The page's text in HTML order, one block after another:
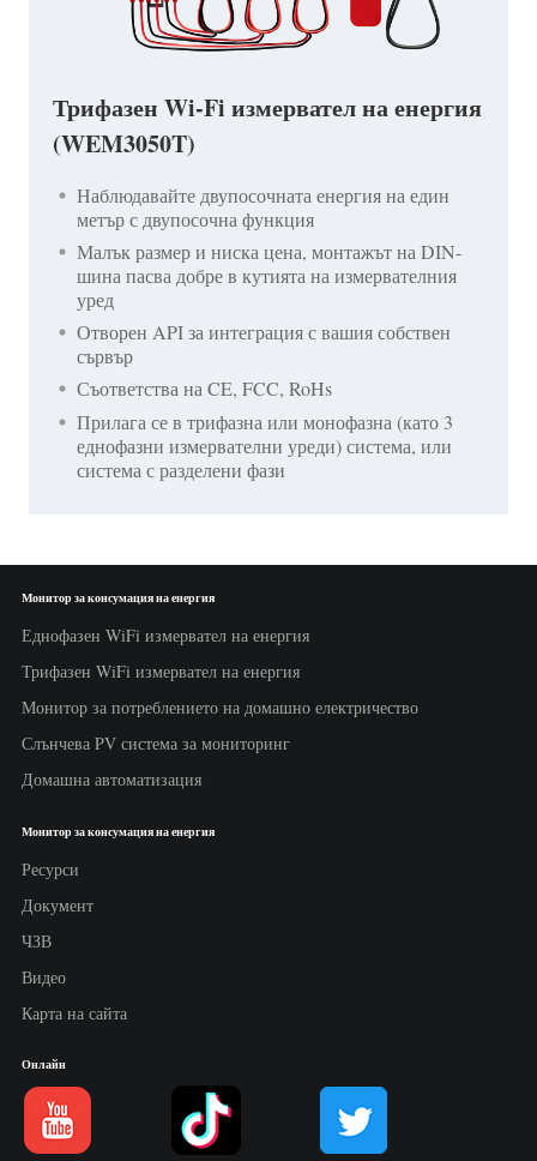
Трифазен Wi-Fi измервател на енергия
(WEM3050T)
Наблюдавайте двупосочната енергия на един
метър с двупосочна функция
Малък размер и ниска цена, монтажът на DIN-
шина пасва добре в кутията на измервателния
уред
Отворен API за интеграция с вашия собствен
сървър
Съответства на CE, FCC, RoHs
Прилага се в трифазна или монофазна (като 3
еднофазни измервателни уреди) система, или
система с разделени фази
Монитор за консумация на енергия
Еднофазен WiFi измервател на енергия
Трифазен WiFi измервател на енергия
Монитор за потреблението на домашно електричество
Слънчева PV система за мониторинг
Домашна автоматизация
Монитор за консумация на енергия
Ресурси
Документ
ЧЗВ
Видео
Карта на сайта
Онлайн